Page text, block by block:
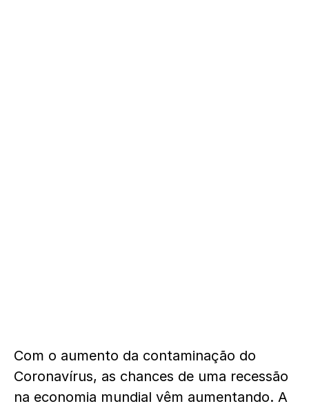
Com o aumento da contaminação do
Coronavírus, as chances de uma recessão
na economia mundial vêm aumentando. A